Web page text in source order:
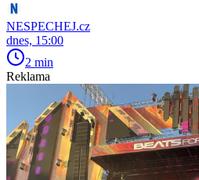
NESPECHEJ.cz
dnes, 15:00
2 min
Reklama